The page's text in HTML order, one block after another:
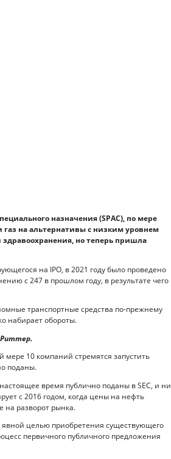
назначения (SPAC), по мере
на альтернативы с низким уровнем
здравоохранения, но теперь пришла
на IPO, в 2021 году было проведено
с 247 в прошлом году, в результате чего
транспортные средства по-прежнему
набирает обороты.
Риттер.
мере 10 компаний стремятся запустить
поданы.
время публично поданы в SEC, и ни
с 2016 годом, когда цены на нефть
на разворот рынка.
явной целью приобретения существующего
первичного публичного предложения